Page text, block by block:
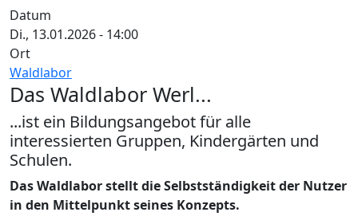
Datum
Di., 13.01.2026 - 14:00
Ort
Waldlabor
Das Waldlabor Werl...
...ist ein Bildungsangebot für alle
interessierten Gruppen, Kindergärten und
Schulen.
Das Waldlabor stellt die Selbstständigkeit der Nutzer
in den Mittelpunkt seines Konzepts.